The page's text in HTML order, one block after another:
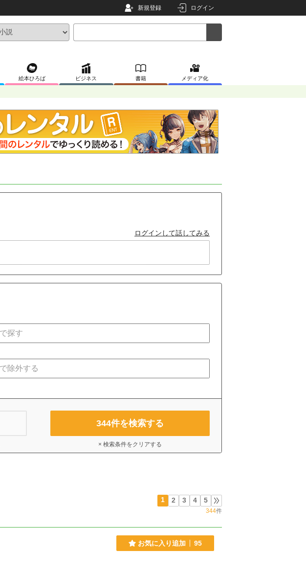
新規登録 ログイン
絵本ひろば ビジネス 書籍 メディア化
ログインして話してみる
344件を検索する
× 検索条件をクリアする
1 2 3 4 5
344件
お気に入り追加 95